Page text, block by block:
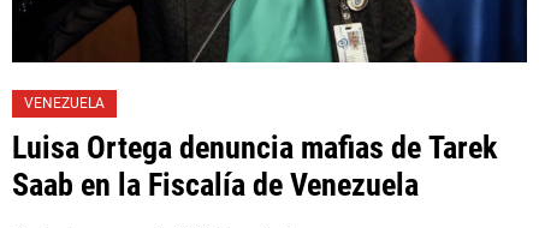
VENEZUELA
Luisa Ortega denuncia mafias de Tarek
Saab en la Fiscalía de Venezuela